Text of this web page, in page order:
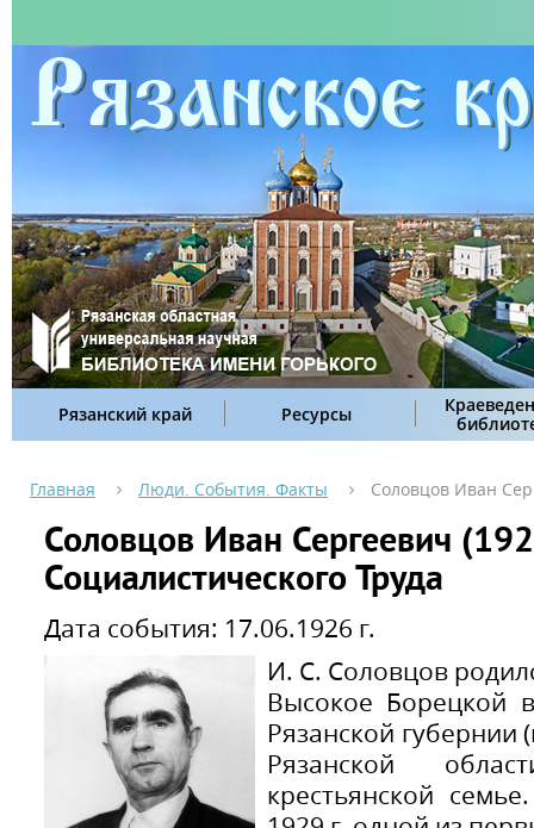
Рязанский край Ресурсы
Главная Люди. События. Факты Соловцов Иван
Соловцов Иван Сергеевич
Социалистического Труда
Дата события: 17.06.1926 г.
И. С. Соловцов
Высокое Борецкой
Рязанской
Рязанской
крестьянской